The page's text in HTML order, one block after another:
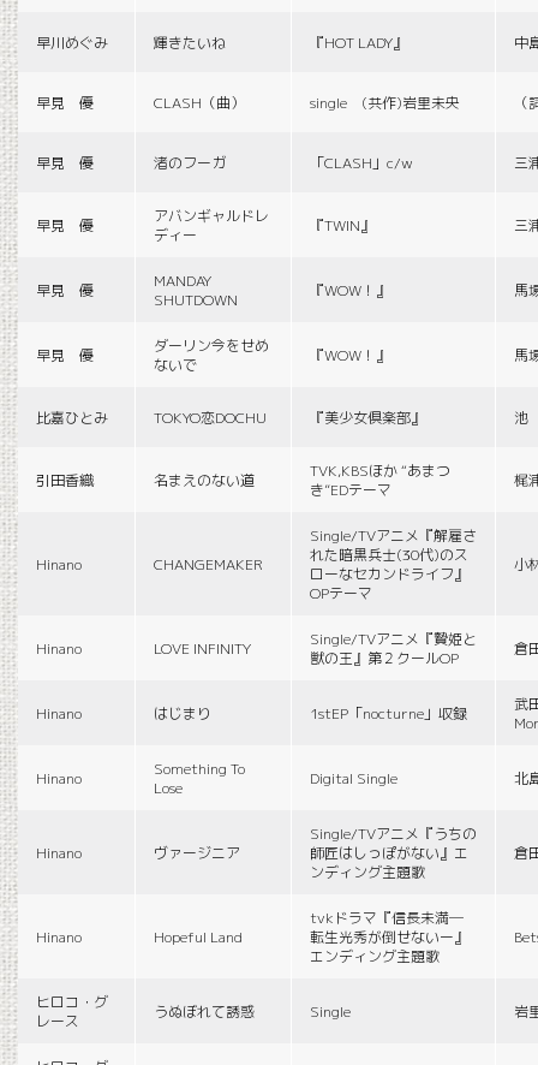
早川めぐみ 輝きたいね 『HOT LADY』 中
早見 優 CLASH（曲） single (共作)岩里未央
早見 優 渚のフーガ 「CLASH」c/w 三
早見 優
アバンギャルドレ
ディー
『TWIN』 三
早見 優
MANDAY
SHUTDOWN
『WOW！』 馬
早見 優
ダーリン今をせめ
ないで
『WOW！』 馬
比嘉ひとみ TOKYO恋DOCHU 『美少女倶楽部』 池
引田香織 名まえのない道
TVK,KBSほか “あまつ
き”EDテーマ
梶
Hinano CHANGEMAKER
Single/TVアニメ『解雇さ
れた暗黒兵士(30代)のス
ローなセカンドライフ』
OPテーマ
小
Hinano LOVE INFINITY
Single/TVアニメ『贄姫と
獣の王』第２クールOP
倉
Hinano はじまり 1stEP「nocturne」収録
武
Hinano
Something To
Lose
Digital Single 北
Hinano ヴァージニア
Single/TVアニメ『うちの
師匠はしっぽがない』エ
ンディング主題歌
倉
Hinano Hopeful Land
tvkドラマ『信長未満―
転生光秀が倒せないー』
エンディング主題歌
ヒロコ・グ
レース
うぬぼれて誘惑 Single 岩